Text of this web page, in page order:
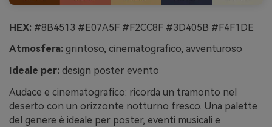
HEX: #8B4513 #E07A5F #F2CC8F #3D405B #F4F1DE
Atmosfera: grintoso, cinematografico, avventuroso
Ideale per: design poster evento
Audace e cinematografico: ricorda un tramonto nel
deserto con un orizzonte notturno fresco. Una palette
del genere è ideale per poster, eventi musicali e